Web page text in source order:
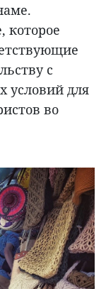
которое
с
условий для
во